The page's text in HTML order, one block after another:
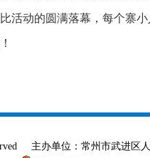
活动的圆满落幕，每个寨
主办单位：常州市武进